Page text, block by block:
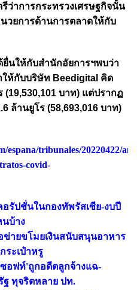
ว่าการกระทรวงเศรษฐกิจนั้น
วยการด้านการตลาดให้กับ
ยื่นให้กับสำนักอัยการฯพบว่า
ห้กับบริษัท Beedigital คิด
(19,530,101 บาท) แต่ปรากฏ
ล้านยูโร (58,693,016 บาท)
espana/tribunales/20220422/
covid-
รัปชั่นในกองทัพรัสเซีย-งบปี
นบ้าง
ข่ายขโมยเงินสนับสนุนอาหาร
ระเป๋าหรู
อฟท์'ถูกอดีตลูกจ้างแฉ-
ทุจริตหลาย ปท.